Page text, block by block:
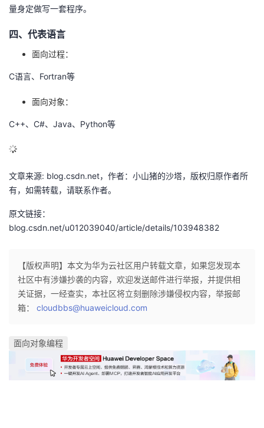
量身定做写一套程序。
四、代表语言
面向过程：
C语言、Fortran等
面向对象：
C++、C#、Java、Python等
文章来源: blog.csdn.net，作者：小山猪的沙塔，版权归原作者所
有，如需转载，请联系作者。
原文链接：
blog.csdn.net/u012039040/article/details/103948382
【版权声明】本文为华为云社区用户转载文章，如果您发现本
社区中有涉嫌抄袭的内容，欢迎发送邮件进行举报，并提供相
关证据，一经查实，本社区将立刻删除涉嫌侵权内容，举报邮
箱： cloudbbs@huaweicloud.com
面向对象编程